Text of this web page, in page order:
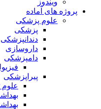
پروژه های آماده
علوم پزشکی
پزشکی
دندانپزشکی
داروسازی
دامپزشکی
پیراپزشکی
علوم